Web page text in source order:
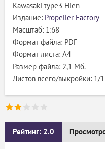
Kawasaki type3 Hien
Издание: Propeller Factory
Масштаб: 1:68
Формат файла: PDF
Формат листа: А4
Размер файла: 2,1 Мб.
Листов всего/выкройки: 1/1
Рейтинг: 2.0